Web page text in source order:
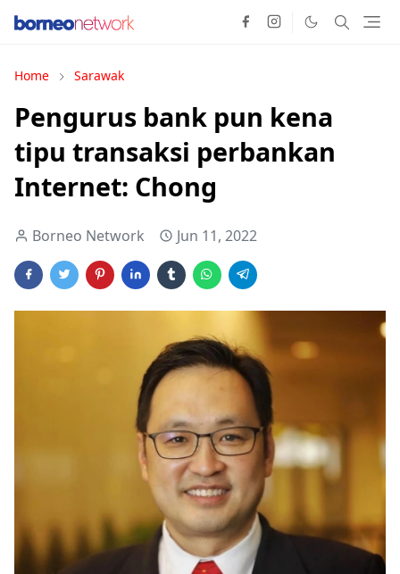
Home Sarawak
Pengurus bank pun kena
tipu transaksi perbankan
Internet: Chong
Borneo Network Jun 11, 2022